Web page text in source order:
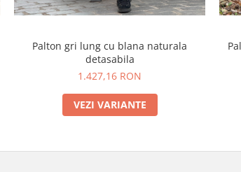
Palton gri lung cu blana naturala
detasabila
1.427,16 RON
VEZI VARIANTE